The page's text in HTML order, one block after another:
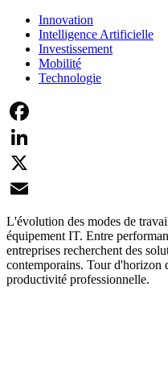
Innovation
Intelligence Artificielle
Investissement
Mobilité
Technologie
Facebook
LinkedIn
X
Email
L'évolution des modes de
équipement IT. Entre
entreprises recherchent des
contemporains. Tour d'horizon
productivité professionnelle.